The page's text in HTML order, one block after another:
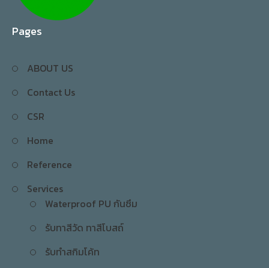
Pages
ABOUT US
Contact Us
CSR
Home
Reference
Services
Waterproof PU กันซึม
รับทาสีวัด ทาสีโบสถ์
รับทำสกิมโค้ท